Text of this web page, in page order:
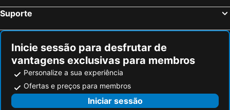
San Piero Patti, bed and breakfasts
Rometta, bed and breakfasts
Nizza di Sicilia, bed and breakfasts
Suporte
Inicie sessão para desfrutar de
vantagens exclusivas para membros
Personalize a sua experiência
Ofertas e preços para membros
Iniciar sessão